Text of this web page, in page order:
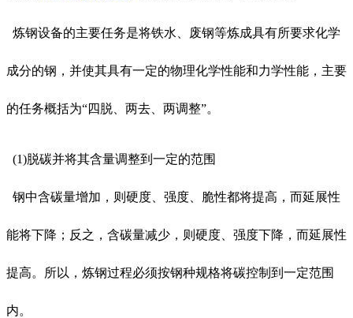
炼钢设备的主要任务是将铁水、废钢等炼成具有所要求化学
成分的钢，并使其具有一定的物理化学性能和力学性能，主要
的任务概括为“四脱、两去、两调整”。
(1)脱碳并将其含量调整到一定的范围
钢中含碳量增加，则硬度、强度、脆性都将提高，而延展性
能将下降；反之，含碳量减少，则硬度、强度下降，而延展性
提高。所以，炼钢过程必须按钢种规格将碳控制到一定范围
内。